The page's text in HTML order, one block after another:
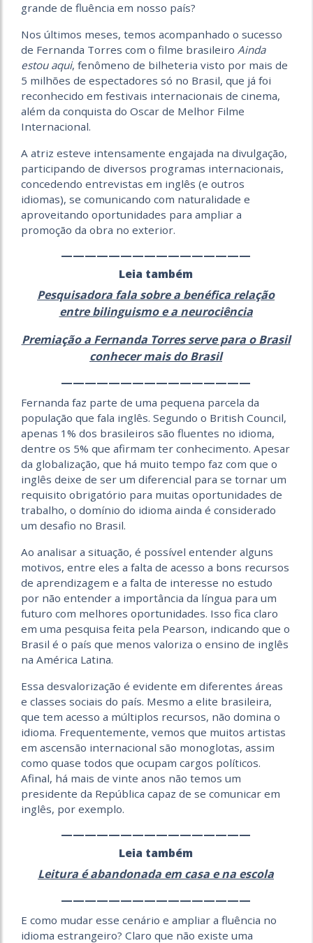
grande de fluência em nosso país?
Nos últimos meses, temos acompanhado o sucesso
de Fernanda Torres com o filme brasileiro Ainda
estou aqui, fenômeno de bilheteria visto por mais de
5 milhões de espectadores só no Brasil, que já foi
reconhecido em festivais internacionais de cinema,
além da conquista do Oscar de Melhor Filme
Internacional.
A atriz esteve intensamente engajada na divulgação,
participando de diversos programas internacionais,
concedendo entrevistas em inglês (e outros
idiomas), se comunicando com naturalidade e
aproveitando oportunidades para ampliar a
promoção da obra no exterior.
————————————————
Leia também
Pesquisadora fala sobre a benéfica relação
entre bilinguismo e a neurociência
Premiação a Fernanda Torres serve para o Brasil
conhecer mais do Brasil
————————————————
Fernanda faz parte de uma pequena parcela da
população que fala inglês. Segundo o British Council,
apenas 1% dos brasileiros são fluentes no idioma,
dentre os 5% que afirmam ter conhecimento. Apesar
da globalização, que há muito tempo faz com que o
inglês deixe de ser um diferencial para se tornar um
requisito obrigatório para muitas oportunidades de
trabalho, o domínio do idioma ainda é considerado
um desafio no Brasil.
Ao analisar a situação, é possível entender alguns
motivos, entre eles a falta de acesso a bons recursos
de aprendizagem e a falta de interesse no estudo
por não entender a importância da língua para um
futuro com melhores oportunidades. Isso fica claro
em uma pesquisa feita pela Pearson, indicando que o
Brasil é o país que menos valoriza o ensino de inglês
na América Latina.
Essa desvalorização é evidente em diferentes áreas
e classes sociais do país. Mesmo a elite brasileira,
que tem acesso a múltiplos recursos, não domina o
idioma. Frequentemente, vemos que muitos artistas
em ascensão internacional são monoglotas, assim
como quase todos que ocupam cargos políticos.
Afinal, há mais de vinte anos não temos um
presidente da República capaz de se comunicar em
inglês, por exemplo.
————————————————
Leia também
Leitura é abandonada em casa e na escola
————————————————
E como mudar esse cenário e ampliar a fluência no
idioma estrangeiro? Claro que não existe uma